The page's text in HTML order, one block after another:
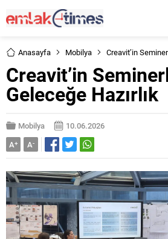
Anasayfa Mobilya Creavit’in
Creavit’in
Geleceğe Hazırlık
Mobilya
10.06.2026
A+ A-